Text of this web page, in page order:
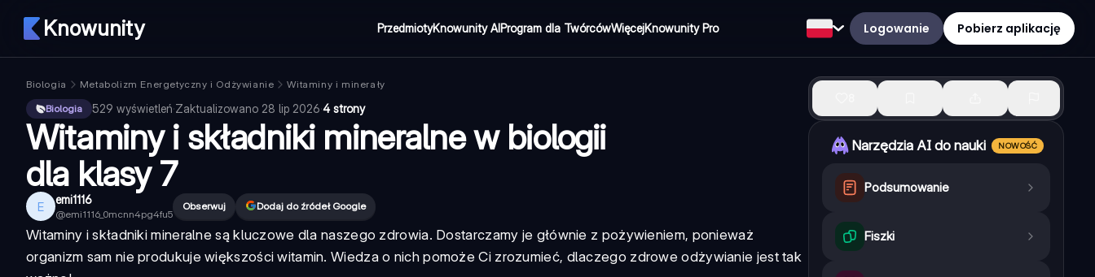
Knowunity PrzedmiotyKnowunity AIProgram dla TwórcówWięcejKnowunity Pro Logowanie Pobierz aplikację
Biologia Metabolizm Energetyczny i Odżywianie
Witaminy i minerały
Biologia
529 wyświetleń·Zaktualizowano 28 lip 2026·4 strony
Witaminy i składniki mineralne w biologii
dla klasy 7
E emi1116
@emi1116_0mcnn4pg4fu5
Obserwuj Dodaj do źródeł Google
Witaminy i składniki mineralne są kluczowe dla naszego zdrowia. Dostarczamy je głównie z pożywieniem, ponieważ
organizm sam nie produkuje większości witamin. Wiedza o nich pomoże Ci zrozumieć, dlaczego zdrowe odżywianie jest tak
Narzędzia AI do nauki NOWOŚĆ
Podsumowanie
Fiszki